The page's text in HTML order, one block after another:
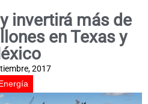
invertirá más de
en Texas y
2017